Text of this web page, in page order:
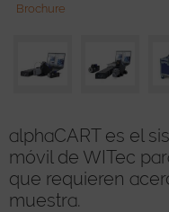
Brochure
alphaCART es el
móvil de WITec
que requieren
muestra.